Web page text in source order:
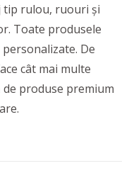
tip rulou, ruouri și
Toate produsele
De
cât mai multe
de produse premium